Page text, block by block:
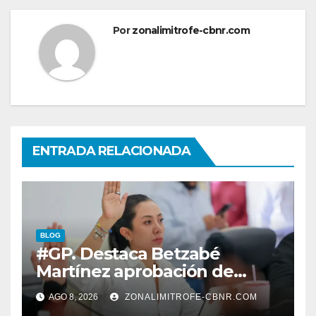
Porzonalimitrofe-cbnr.com
ENTRADA RELACIONADA
BLOG
#GP. Destaca Betzabé
Martínez aprobación de
nuevas normas para
fortalecer la ética y
AGO 8, 2026 ZONALIMITROFE-CBNR.COM